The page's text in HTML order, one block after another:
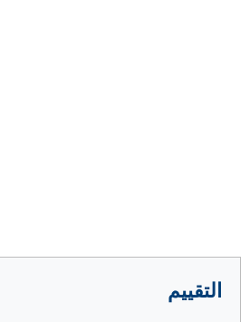
التقييم